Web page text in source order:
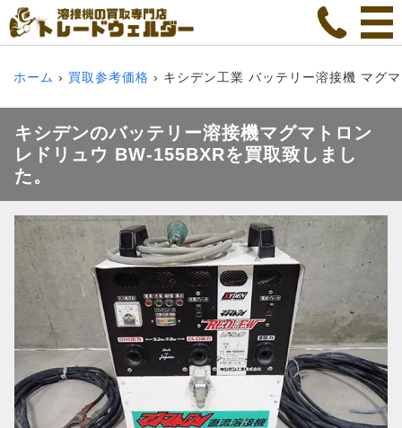
ホーム 買取参考価格 キシデン工業 バッテリー溶接機 マグ
キシデンのバッテリー溶接機マグマトロン
レドリュウ BW-155BXRを買取致しまし
た。